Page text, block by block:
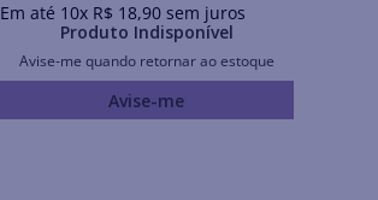
Em até 10x R$ 18,90sem juros
Produto Indisponível
Avise-me quando retornar ao estoque
Avise-me